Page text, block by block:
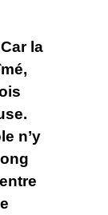
la
n’y